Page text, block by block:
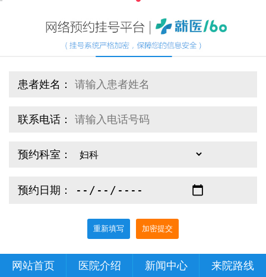
患者姓名：
联系电话：
预约科室：
预约日期：
重新填写 加密提交
网站首页 医院介绍 新闻中心 来院路线